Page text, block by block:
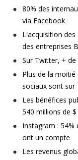
80% des
via Facebook
L'acquisition
des entreprises
Sur Twitter, +
Plus de la moitié
sociaux sont sur
Les bénéfices
540 millions de $
Instagram : 54%
ont un compte
Les revenus